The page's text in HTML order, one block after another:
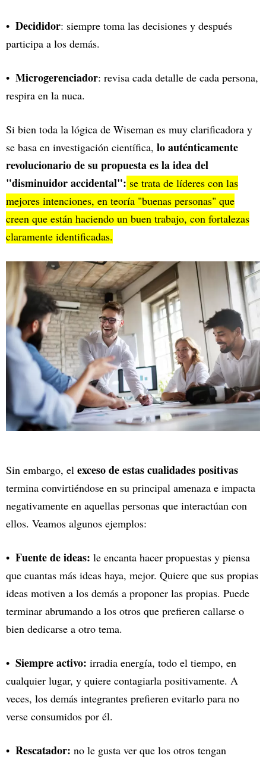
Decididor: siempre toma las decisiones y después
participa a los demás.
Microgerenciador: revisa cada detalle de cada persona,
respira en la nuca.
Si bien toda la lógica de Wiseman es muy clarificadora y
se basa en investigación científica, lo auténticamente
revolucionario de su propuesta es la idea del
"disminuidor accidental": se trata de líderes con las
mejores intenciones, en teoría "buenas personas" que
creen que están haciendo un buen trabajo, con fortalezas
claramente identificadas.
Sin embargo, el exceso de estas cualidades positivas
termina convirtiéndose en su principal amenaza e impacta
negativamente en aquellas personas que interactúan con
ellos. Veamos algunos ejemplos:
Fuente de ideas: le encanta hacer propuestas y piensa
que cuantas más ideas haya, mejor. Quiere que sus propias
ideas motiven a los demás a proponer las propias. Puede
terminar abrumando a los otros que prefieren callarse o
bien dedicarse a otro tema.
Siempre activo: irradia energía, todo el tiempo, en
cualquier lugar, y quiere contagiarla positivamente. A
veces, los demás integrantes prefieren evitarlo para no
verse consumidos por él.
Rescatador: no le gusta ver que los otros tengan